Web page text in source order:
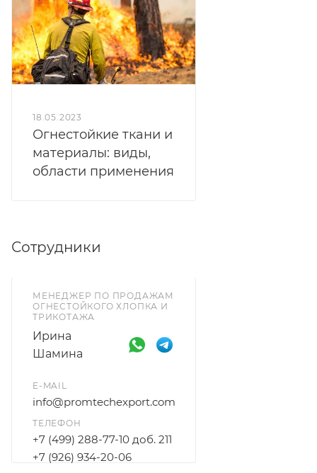
18.05.2023
Огнестойкие ткани и
материалы: виды,
области применения
Сотрудники
МЕНЕДЖЕР ПО ПРОДАЖАМ
ОГНЕСТОЙКОГО ХЛОПКА И
ТРИКОТАЖА
Ирина
Шамина
E-MAIL
info@promtechexport.com
ТЕЛЕФОН
+7 (499) 288-77-10 доб. 211
+7 (926) 934-20-06